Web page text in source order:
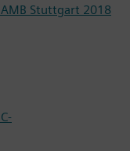
AMB Stuttgart 2018